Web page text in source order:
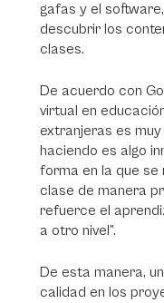
gafas y el
descubrir los
clases.
De acuerdo con
virtual en
extranjeras es
haciendo es algo
forma en la que se
clase de manera
refuerce el
a otro nivel”.
De esta manera,
calidad en los